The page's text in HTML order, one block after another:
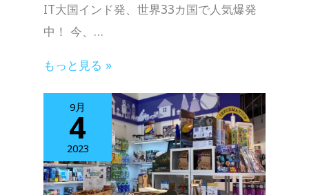
IT大国インド発、世界33カ国で人気爆発
中！ 今、…
もっと見る »
9月
4
2023